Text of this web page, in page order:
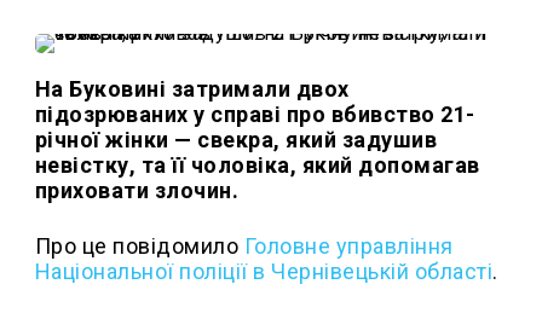
На Буковині затримали двох
підозрюваних у справі про вбивство 21-
річної жінки — свекра, який задушив
невістку, та її чоловіка, який допомагав
приховати злочин.
Про це повідомило Головне управління
Національної поліції в Чернівецькій області.